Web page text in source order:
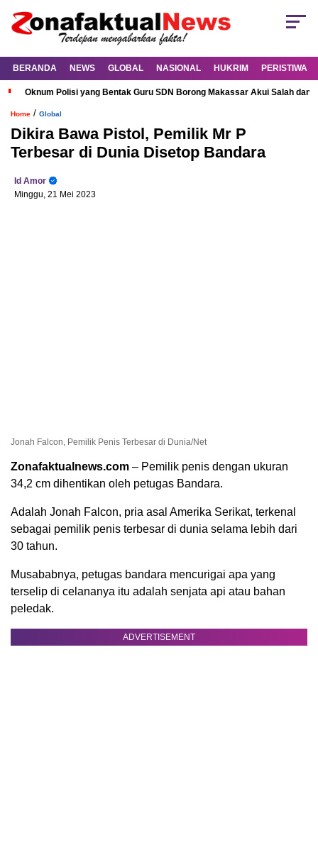
BERANDA NEWS GLOBAL NASIONAL HUKRIM PERISTIWA
Oknum Polisi yang Bentak Guru SDN Borong Makassar Akui Salah dan
Home / Global
Dikira Bawa Pistol, Pemilik Mr P
Terbesar di Dunia Disetop Bandara
Id Amor
Minggu, 21 Mei 2023
Jonah Falcon, Pemilik Penis Terbesar di Dunia/Net
Zonafaktualnews.com – Pemilik penis dengan ukuran
34,2 cm dihentikan oleh petugas Bandara.
Adalah Jonah Falcon, pria asal Amerika Serikat, terkenal
sebagai pemilik penis terbesar di dunia selama lebih dari
30 tahun.
Musababnya, petugas bandara mencurigai apa yang
terselip di celananya itu adalah senjata api atau bahan
peledak.
ADVERTISEMENT